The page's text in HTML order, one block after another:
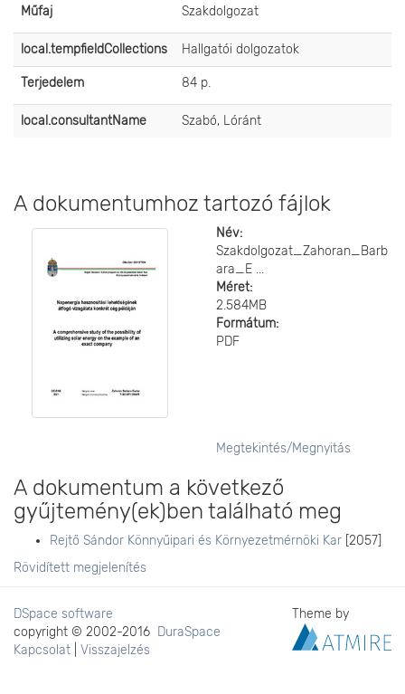
Műfaj Szakdolgozat
local.tempfieldCollections Hallgatói dolgozatok
Terjedelem 84 p.
local.consultantName Szabó, Lóránt
A dokumentumhoz tartozó fájlok
Név:
Szakdolgozat_Zahoran_Barb
ara_E ...
Méret:
2.584MB
Formátum:
PDF
Megtekintés/Megnyitás
A dokumentum a következő
gyűjtemény(ek)ben található meg
Rejtő Sándor Könnyűipari és Környezetmérnöki Kar [2057]
Rövidített megjelenítés
DSpace software
copyright © 2002-2016 DuraSpace
Kapcsolat
Visszajelzés
Theme by